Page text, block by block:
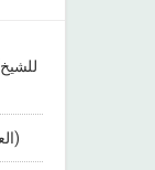
HIKMAH KE-17 AL-HIKAM (العطائية)